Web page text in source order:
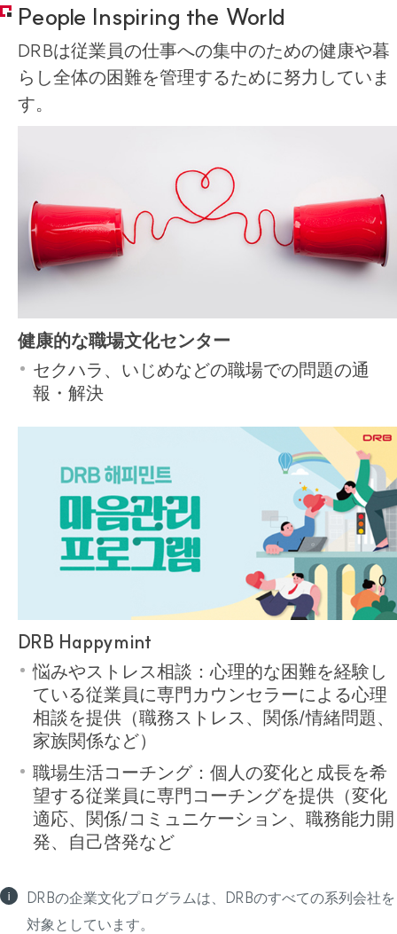
People Inspiring the World
DRBは従業員の仕事への集中のための健康や暮
らし全体の困難を管理するために努力していま
す。
健康的な職場文化センター
セクハラ、いじめなどの職場での問題の通
報・解決
DRB Happymint
悩みやストレス相談：心理的な困難を経験し
ている従業員に専門カウンセラーによる心理
相談を提供（職務ストレス、関係/情緒問題、
家族関係など）
職場生活コーチング：個人の変化と成長を希
望する従業員に専門コーチングを提供（変化
適応、関係/コミュニケーション、職務能力開
発、自己啓発など
DRBの企業文化プログラムは、DRBのすべての系列会社を
対象としています。